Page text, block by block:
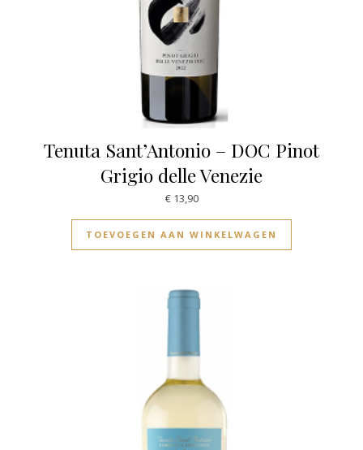
Tenuta Sant’Antonio – DOC Pinot
Grigio delle Venezie
€13,90
TOEVOEGEN AAN WINKELWAGEN